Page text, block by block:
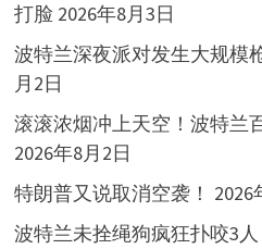
打脸 2026年8月3日
波特兰深夜派对发生大规模
月2日
滚滚浓烟冲上天空！波特兰
2026年8月2日
特朗普又说取消空袭！ 2026
波特兰未拴绳狗疯狂扑咬3